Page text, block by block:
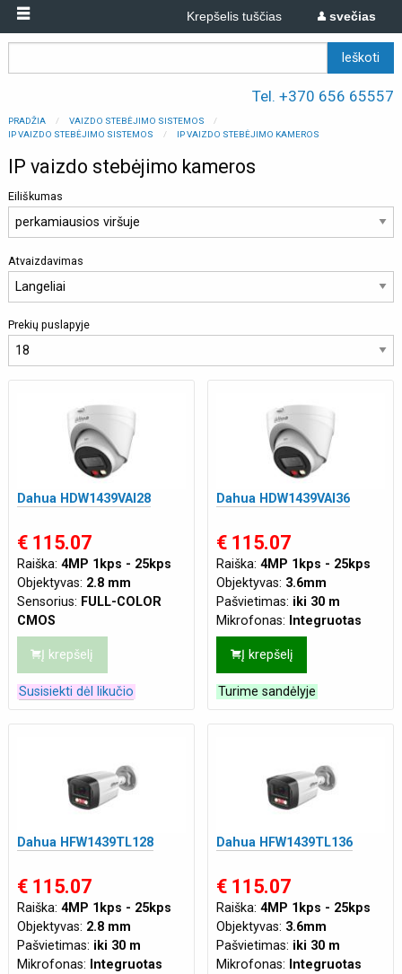
svečias
Krepšelis tuščias
Tel. +370 656 65557
PRADŽIA
VAIZDO STEBĖJIMO SISTEMOS
IP VAIZDO STEBĖJIMO SISTEMOS
IP VAIZDO STEBĖJIMO KAMEROS
IP vaizdo stebėjimo kameros
Eiliškumas
Atvaizdavimas
Prekių puslapyje
Dahua HDW1439VAI28
€ 115.07
Raiška: 4MP 1kps - 25kps
Objektyvas: 2.8 mm
Sensorius: FULL-COLOR
CMOS
Pašvietimas:iki 30 m
Mikrofonas:Integruotas
Maitinimas:DC12V
(802.3af)
Į krepšelį
Susisiekti dėl likučio
Dahua HDW1439VAI36
€ 115.07
Raiška:4MP 1kps - 25kps
Objektyvas: 3.6mm
Pašvietimas: iki 30 m
Mikrofonas: Integruotas
Maitinimas:DC12V
(802.3af)
Į krepšelį
Turime sandėlyje
Dahua HFW1439TL128
€ 115.07
Raiška: 4MP 1kps - 25kps
Objektyvas: 2.8 mm
Pašvietimas: iki 30 m
Mikrofonas: Integruotas
Dahua HFW1439TL136
€ 115.07
Raiška:4MP 1kps - 25kps
Objektyvas: 3.6mm
Pašvietimas: iki 30 m
Mikrofonas: Integruotas